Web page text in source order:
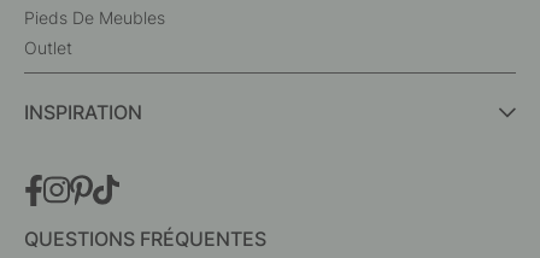
Pieds De Meubles
Outlet
INSPIRATION
QUESTIONS FRÉQUENTES